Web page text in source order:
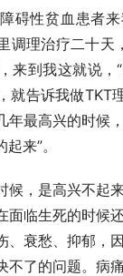
碍性贫血患者
调理治疗二十天
来到我这就说，
就告诉我做TKT
年最高兴的时候
来”。
候，是高兴不起
面临生死的时候
、衰愁、抑郁，
不了的问题。病